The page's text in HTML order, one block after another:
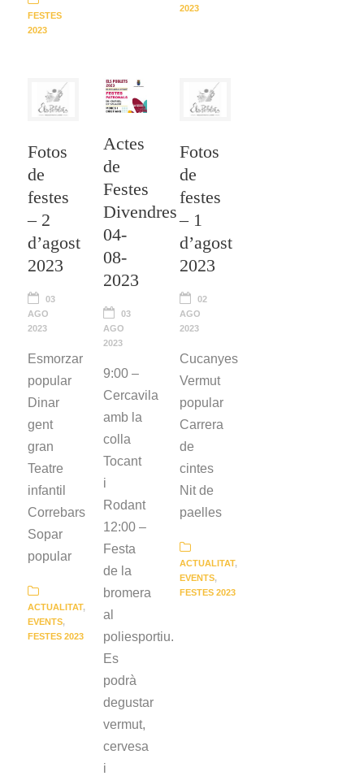
FESTES
2023
2023
Fotos
de
festes
– 2
d’agost
2023
03
AGO
2023
Esmorzar
popular
Dinar
gent
gran
Teatre
infantil
Correbars
Sopar
popular
ACTUALITAT,
EVENTS,
FESTES 2023
Actes
de
Festes
Divendres
04-
08-
2023
03
AGO
2023
9:00 –
Cercavila
amb la
colla
Tocant
i
Rodant
12:00 –
Festa
de la
bromera
al
poliesportiu.
Es
podrà
degustar
vermut,
cervesa
i
Fotos
de
festes
– 1
d’agost
2023
02
AGO
2023
Cucanyes
Vermut
popular
Carrera
de
cintes
Nit de
paelles
ACTUALITAT,
EVENTS,
FESTES 2023